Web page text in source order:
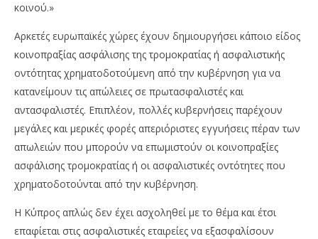
κοινού.»
Αρκετές ευρωπαϊκές χώρες έχουν δημιουργήσει κάποιο είδος
κοινοπραξίας ασφάλισης της τρομοκρατίας ή ασφαλιστικής
οντότητας χρηματοδοτούμενη από την κυβέρνηση για να
κατανείμουν τις απώλειες σε πρωτασφαλιστές και
αντασφαλιστές. Επιπλέον, πολλές κυβερνήσεις παρέχουν
μεγάλες και μερικές φορές απεριόριστες εγγυήσεις πέραν των
απωλειών που μπορούν να επωμιστούν οι κοινοπραξίες
ασφάλισης τρομοκρατίας ή οι ασφαλιστικές οντότητες που
χρηματοδοτούνται από την κυβέρνηση.
Η Κύπρος απλώς δεν έχει ασχοληθεί με το θέμα και έτσι
επαφίεται στις ασφαλιστικές εταιρείες να εξασφαλίσουν